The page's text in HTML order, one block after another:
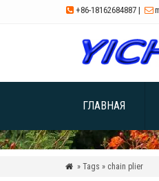
 +86-18162684887 | 
ГЛАВНАЯ
 » Tags » chain plier